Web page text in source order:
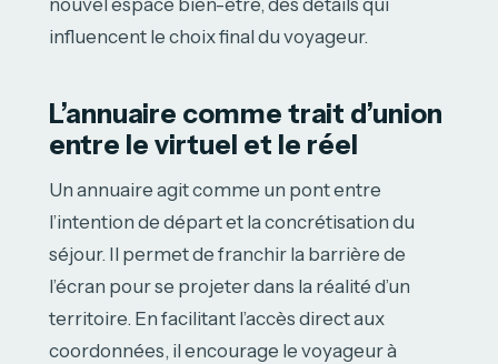
nouvel espace bien-être, des détails qui
influencent le choix final du voyageur.
L’annuaire comme trait d’union
entre le virtuel et le réel
Un annuaire agit comme un pont entre
l’intention de départ et la concrétisation du
séjour. Il permet de franchir la barrière de
l’écran pour se projeter dans la réalité d’un
territoire. En facilitant l’accès direct aux
coordonnées, il encourage le voyageur à